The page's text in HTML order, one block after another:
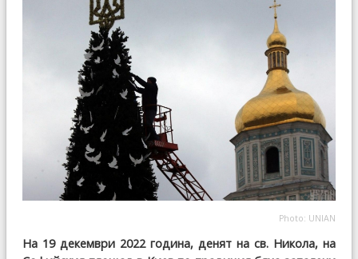
Photo: UNIAN
На 19 декември 2022 година, денят на св. Никола, на